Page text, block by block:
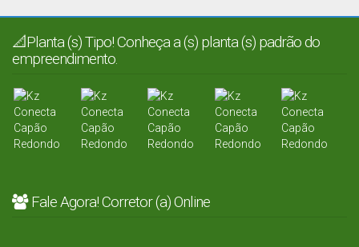
📐Planta (s) Tipo! Conheça a (s) planta (s) padrão do
empreendimento.
Fale Agora! Corretor (a) Online